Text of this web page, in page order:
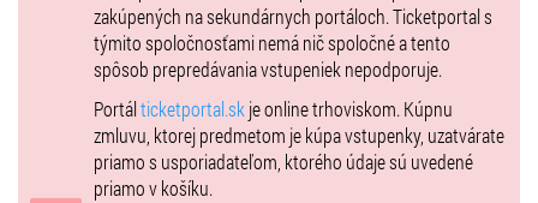
: Dušan Brindza, hudba:Mikuláš Škuta,scéna a animácie:Peter
bábky a kostýmy: Lucia Lasičková,hudobná spolupráca:
Klimašovský,programovanie:Boris Vitázek,zvuková réžia:Ján
Machút, Rastislav Martinický,technická spolupráca:Jakub Martinický
Michal Jurík
producent:A.L.I. Production s.r.o.
zakúpených na sekundárnych portáloch. Ticketportal s
týmito spoločnosťami nemá nič spoločné a tento
spôsob prepredávania vstupeniek nepodporuje.
Portálticketportal.sk je online trhoviskom. Kúpnu
zmluvu, ktorej predmetom je kúpa vstupenky, uzatvárate
priamo s usporiadateľom, ktorého údaje sú uvedené
priamo v košíku.